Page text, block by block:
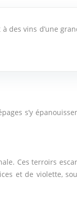
vins d’une
s’y
Ces terroirs
et de violette,